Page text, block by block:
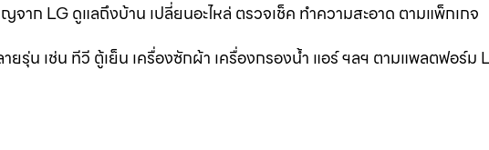
าก LG ดูแลถึงบ้าน เปลี่ยนอะไหล่ ตรวจเช็ค ทำความสะอาด ตามแพ็กเกจ
ยรุ่น เช่น ทีวี ตู้เย็น เครื่องซักผ้า เครื่องกรองน้ำ แอร์ ฯลฯ ตามแพลตฟอร์ม